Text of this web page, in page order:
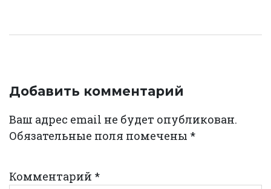
Добавить комментарий
Ваш адрес email не будет опубликован.
Обязательные поля помечены *
Комментарий *